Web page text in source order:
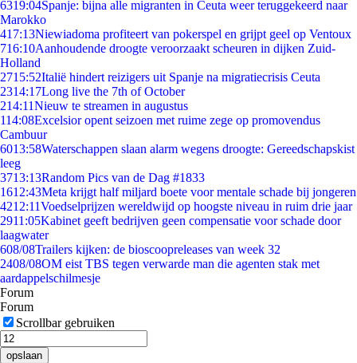
6319:04Spanje: bijna alle migranten in Ceuta weer teruggekeerd naar
Marokko
417:13Niewiadoma profiteert van pokerspel en grijpt geel op Ventoux
716:10Aanhoudende droogte veroorzaakt scheuren in dijken Zuid-
Holland
2715:52Italië hindert reizigers uit Spanje na migratiecrisis Ceuta
2314:17Long live the 7th of October
214:11Nieuw te streamen in augustus
114:08Excelsior opent seizoen met ruime zege op promovendus
Cambuur
6013:58Waterschappen slaan alarm wegens droogte: Gereedschapskist
leeg
3713:13Random Pics van de Dag #1833
1612:43Meta krijgt half miljard boete voor mentale schade bij jongeren
4212:11Voedselprijzen wereldwijd op hoogste niveau in ruim drie jaar
2911:05Kabinet geeft bedrijven geen compensatie voor schade door
laagwater
608/08Trailers kijken: de bioscoopreleases van week 32
2408/08OM eist TBS tegen verwarde man die agenten stak met
aardappelschilmesje
Forum
Forum
Scrollbar gebruiken
opslaan